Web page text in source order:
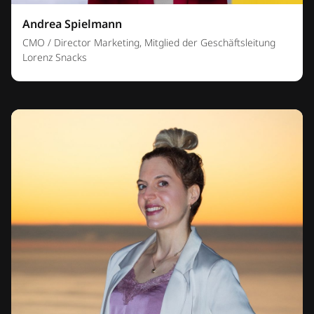
Andrea Spielmann
CMO / Director Marketing, Mitglied der Geschäftsleitung
Lorenz Snacks